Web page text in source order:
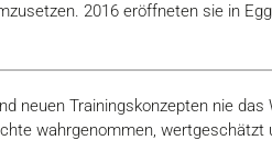
2016 eröffneten sie in
neuen Trainingskonzepten nie
wahrgenommen, wertgeschätzt